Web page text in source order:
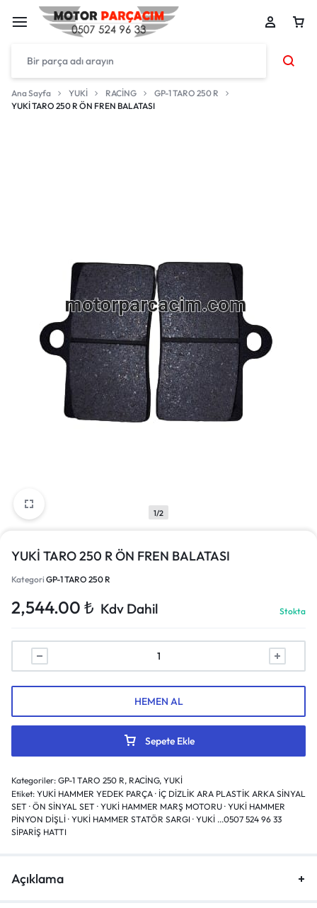
Ana Sayfa YUKİ RACİNG
GP-1 TARO 250 R
YUKİ TARO 250 R ÖN FREN BALATASI
1/2
YUKİ TARO 250 R ÖN FREN BALATASI
Kategori GP-1 TARO 250 R
2,544.00 ₺ Kdv Dahil Stokta
Sepete Ekle
HEMEN AL
Kategoriler: GP-1 TARO 250 R, RACİNG, YUKİ
Etiket: YUKİ HAMMER YEDEK PARÇA · İÇ DİZLİK ARA PLASTİK ARKA SİNYAL
SET · ÖN SİNYAL SET · YUKİ HAMMER MARŞ MOTORU · YUKİ HAMMER
PİNYON DİŞLİ · YUKİ HAMMER STATÖR SARGI · YUKİ ...0507 524 96 33
SİPARİŞ HATTI
Açıklama